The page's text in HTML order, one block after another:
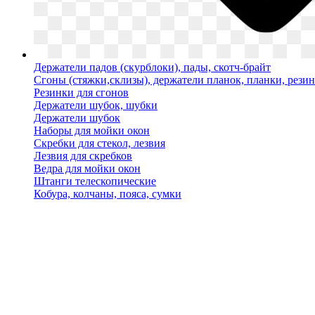
Держатели падов (скурблоки), пады, скотч-брайт
Сгоны (стяжки,склизы), держатели планок, планки,
Резинки для сгонов
Держатели шубок, шубки
Держатели шубок
Наборы для мойки окон
Скребки для стекол, лезвия
Лезвия для скребков
Ведра для мойки окон
Штанги телескопические
Кобура, колчаны, пояса, сумки